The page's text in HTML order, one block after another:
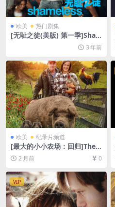
欧美 热门剧集
[无耻之徒(美版) 第一季]Sha
meless Season 1 (2011)[百
度网盘+夸克网盘1080P超清
未删减资源][网盘在线播放/下
载][MP4/34GB][中英字幕]
3 年前
欧美 纪录片频道
[最大的小小农场：回归]The B
iggest Little Farm: The Ret
urn (2022)[百度网盘+夸克网
盘在线播放/下载][MP4/1.7G
B][中文字幕]
2 月前 0
VIP